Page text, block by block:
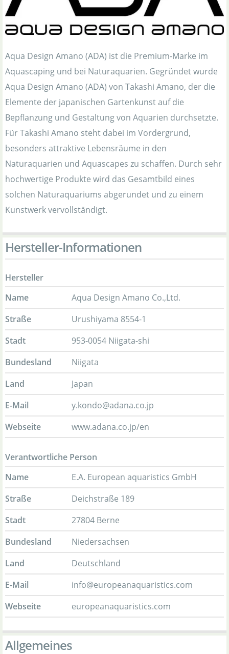
Aqua Design Amano (ADA) ist die Premium-Marke im
Aquascaping und bei Naturaquarien. Gegründet wurde
Aqua Design Amano (ADA) von Takashi Amano, der die
Elemente der japanischen Gartenkunst auf die
Bepflanzung und Gestaltung von Aquarien durchsetzte.
Für Takashi Amano steht dabei im Vordergrund,
besonders attraktive Lebensräume in den
Naturaquarien und Aquascapes zu schaffen. Durch sehr
hochwertige Produkte wird das Gesamtbild eines
solchen Naturaquariums abgerundet und zu einem
Kunstwerk vervollständigt.
Hersteller-Informationen
Hersteller
Name
Aqua Design Amano Co.,Ltd.
Straße
Urushiyama 8554-1
Stadt
953-0054 Niigata-shi
Bundesland
Niigata
Land
Japan
E-Mail
y.kondo@adana.co.jp
Webseite
www.adana.co.jp/en
Verantwortliche Person
Name
E.A. European aquaristics GmbH
Straße
Deichstraße 189
Stadt
27804 Berne
Bundesland
Niedersachsen
Land
Deutschland
E-Mail
info@europeanaquaristics.com
Webseite
europeanaquaristics.com
Allgemeines